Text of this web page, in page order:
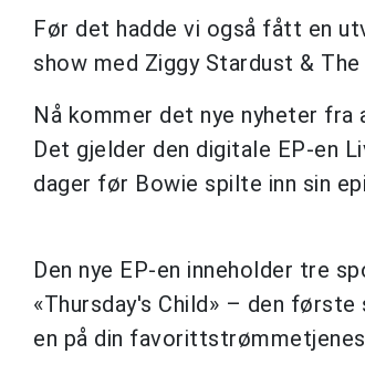
Før det hadde vi også fått en
show med Ziggy Stardust &
Nå kommer det nye nyheter fra
Det gjelder den digitale EP-en
dager før Bowie spilte inn sin
Den nye EP-en inneholder tre
«Thursday's Child» – den
en på din